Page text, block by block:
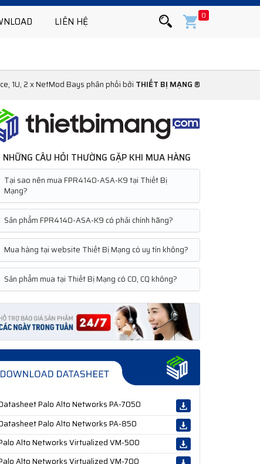
LIÊN HỆ 0
1U, 2 x NetMod Bays phân phối bởi THIẾT BỊ MẠNG ®
NHỮNG CÂU HỎI THƯỜNG GẶP KHI MUA HÀNG
Tại sao nên mua FPR4140-ASA-K9 tại Thiết Bị
Mạng?
Sản phẩm FPR4140-ASA-K9 có phải chính hãng?
Mua hàng tại website Thiết Bị Mạng có uy tín không?
Sản phẩm mua tại Thiết Bị Mạng có CO, CQ không?
Palo Alto Networks PA-7050
Palo Alto Networks PA-850
Alto Networks Virtualized VM-500
Alto Networks Virtualized VM-700